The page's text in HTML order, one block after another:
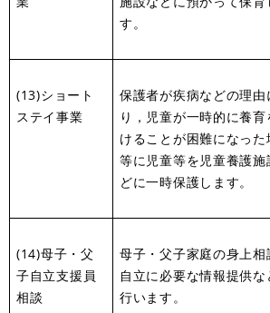
す。
(13)ショート
ステイ事業
保護者が疾病などの理由
り，児童が一時的に養育
けることが困難になった
等に児童等を児童養護施
どに一時保護します。
(14)母子・父
子自立支援員
相談
母子・父子家庭の身上相
自立に必要な情報提供な
行います。